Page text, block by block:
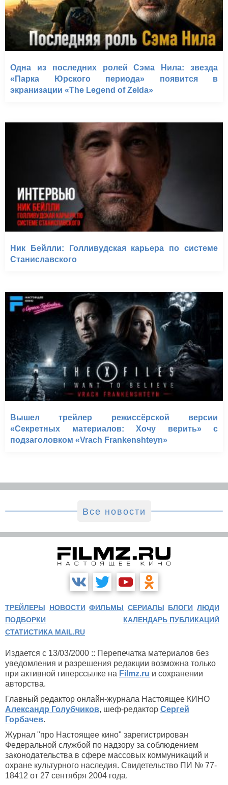
Одна из последних ролей Сэма Нила: звезда
«Парка Юрского периода» появится в
экранизации «The Legend of Zelda»
Ник Бейлли: Голливудская карьера по системе
Станиславского
Вышел трейлер режиссёрской версии
«Секретных материалов: Хочу верить» с
подзаголовком «Vrach Frankenshteyn»
Все новости
ТРЕЙЛЕРЫ НОВОСТИ ФИЛЬМЫ СЕРИАЛЫ БЛОГИ ЛЮДИ
ПОДБОРКИ
КАЛЕНДАРЬ ПУБЛИКАЦИЙ
СТАТИСТИКА MAIL.RU
Издается с 13/03/2000 :: Перепечатка материалов без
уведомления и разрешения редакции возможна только
при активной гиперссылке на Filmz.ru и сохранении
авторства.
Главный редактор онлайн-журнала Настоящее КИНО
Александр Голубчиков, шеф-редактор Сергей
Горбачев.
Журнал "про Настоящее кино" зарегистрирован
Федеральной службой по надзору за соблюдением
законодательства в сфере массовых коммуникаций и
охране культурного наследия. Свидетельство ПИ № 77-
18412 от 27 сентября 2004 года.